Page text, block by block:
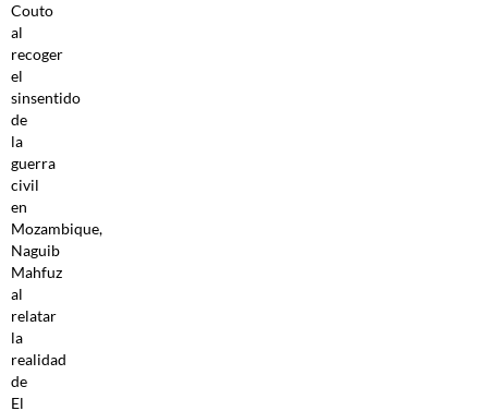
Couto
al
recoger
el
sinsentido
de
la
guerra
civil
en
Mozambique,
Naguib
Mahfuz
al
relatar
la
realidad
de
El